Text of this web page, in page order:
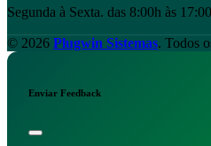
Segunda à Sexta. das 8:00h às
© 2026 Plugwin Sistemas. Todos
Enviar Feedback